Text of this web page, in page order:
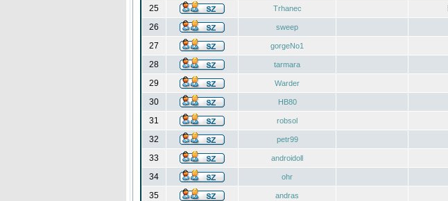
25
Trhanec
26
sweep
27
gorgeNo1
28
tarmara
29
Warder
30
HB80
31
robsol
32
petr99
33
androidoll
34
ohr
35
andras